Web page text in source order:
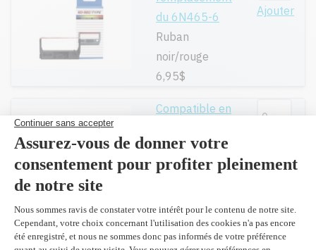
du 6N465-6
Ruban
noir/rouge
6,95$
Ajouter
Compatible en
du 6N465-5
Ruban mauve
Toutes nos cartouches réusinées sont